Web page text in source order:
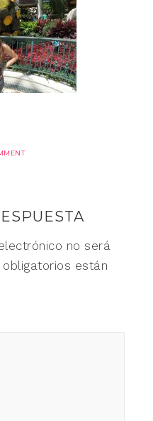
no será
están